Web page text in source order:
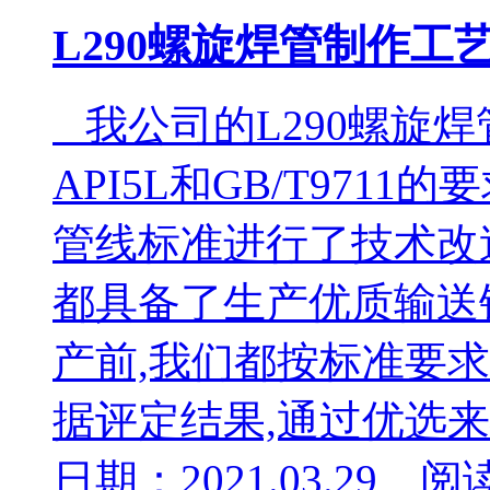
L290螺旋焊管制作工
我公司的L290螺旋
API5L和GB/T9711的
管线标准进行了技术
都具备了生产优质输
产前,我们都按标准要
据评定结果,通过优选
日期：2021.03.29 阅